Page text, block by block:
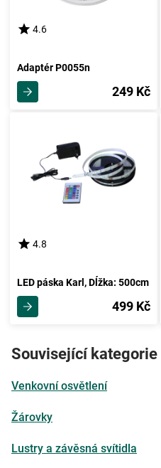
4.6
Adaptér P0055n
249 Kč
4.8
LED páska Karl, Dĺžka: 500cm
499 Kč
Související kategorie
Venkovní osvětlení
Žárovky
Lustry a závěsná svítidla